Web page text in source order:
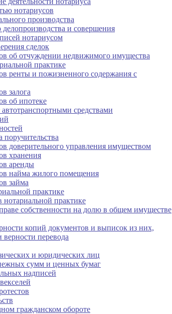
нотариусов
производства
и совершения
нотариусом
сделок
об отчуждении недвижимого имущества
практике
ренты и пожизненного содержания с
залога
об ипотеке
автотранспортными средствами
поручительства
доверительного управления имуществом
хранения
аренды
найма жилого помещения
займа
практике
нотариальной практике
собственности на долю в общем имуществе
копий документов и выписок из них,
перевода
и юридических лиц
сумм и ценных бумаг
надписей
гражданском обороте